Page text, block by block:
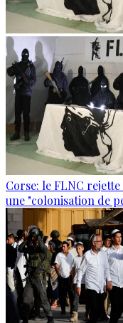
Corse: le FLNC
une "colonisation de